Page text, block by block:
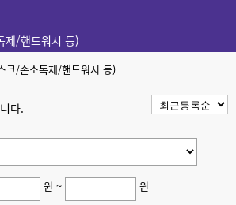
공지 [이벤트] 마이클래스몰 구매후
제/핸드워시 등)
크/손소독제/핸드워시 등)
다.
원 ~ 원